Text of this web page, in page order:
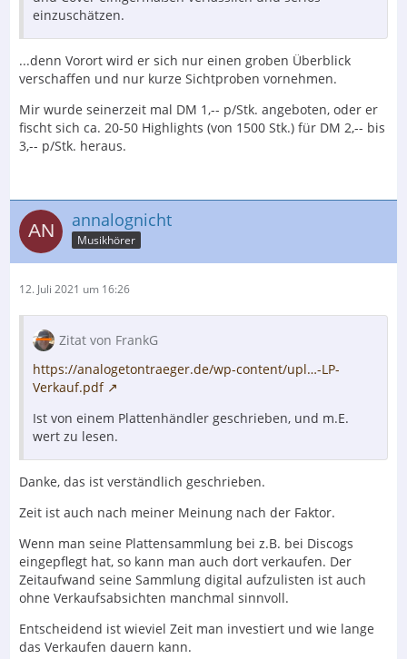
einzuschätzen.
...denn Vorort wird er sich nur einen groben Überblick
verschaffen und nur kurze Sichtproben vornehmen.
Mir wurde seinerzeit mal DM 1,-- p/Stk. angeboten, oder er
fischt sich ca. 20-50 Highlights (von 1500 Stk.) für DM 2,-- bis
3,-- p/Stk. heraus.
annalognicht
Musikhörer
12. Juli 2021 um 16:26
Zitat von FrankG
https://analogetontraeger.de/wp-content/upl…-LP-
Verkauf.pdf
Ist von einem Plattenhändler geschrieben, und m.E.
wert zu lesen.
Danke, das ist verständlich geschrieben.
Zeit ist auch nach meiner Meinung nach der Faktor.
Wenn man seine Plattensammlung bei z.B. bei Discogs
eingepflegt hat, so kann man auch dort verkaufen. Der
Zeitaufwand seine Sammlung digital aufzulisten ist auch
ohne Verkaufsabsichten manchmal sinnvoll.
Entscheidend ist wieviel Zeit man investiert und wie lange
das Verkaufen dauern kann.